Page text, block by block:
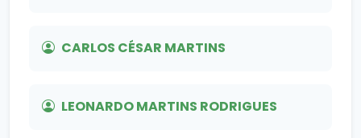
CARLOS CÉSAR MARTINS
LEONARDO MARTINS RODRIGUES